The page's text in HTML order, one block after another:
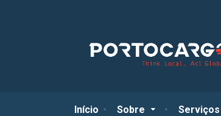
Início Sobre Serviços